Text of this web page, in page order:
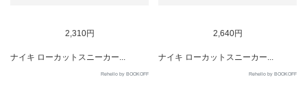
2,310円
ナイキ ローカットスニーカー...
Rehello by BOOKOFF
2,640円
ナイキ ローカットスニーカー...
Rehello by BOOKOFF